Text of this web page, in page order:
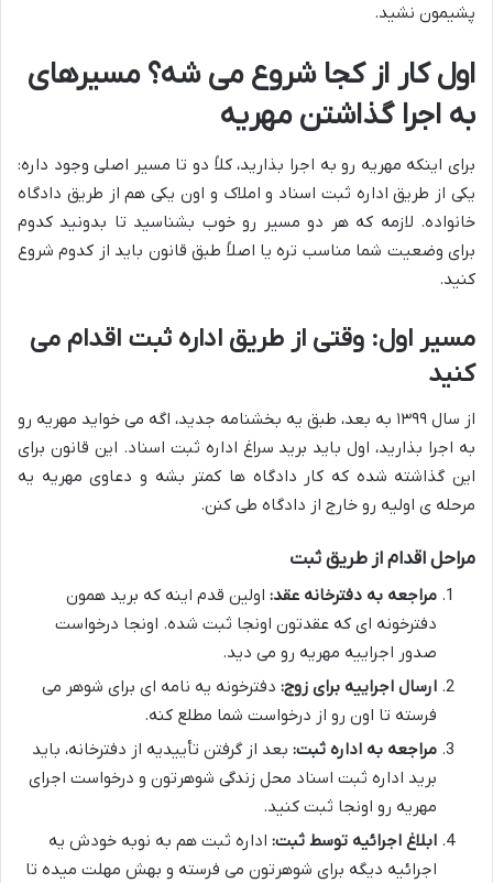
پشیمون نشید.
اول کار از کجا شروع می شه؟ مسیرهای
به اجرا گذاشتن مهریه
برای اینکه مهریه رو به اجرا بذارید، کلاً دو تا مسیر اصلی وجود داره:
یکی از طریق اداره ثبت اسناد و املاک و اون یکی هم از طریق دادگاه
خانواده. لازمه که هر دو مسیر رو خوب بشناسید تا بدونید کدوم
برای وضعیت شما مناسب تره یا اصلاً طبق قانون باید از کدوم شروع
کنید.
مسیر اول: وقتی از طریق اداره ثبت اقدام می
کنید
از سال ۱۳۹۹ به بعد، طبق یه بخشنامه جدید، اگه می خواید مهریه رو
به اجرا بذارید، اول باید برید سراغ اداره ثبت اسناد. این قانون برای
این گذاشته شده که کار دادگاه ها کمتر بشه و دعاوی مهریه یه
مرحله ی اولیه رو خارج از دادگاه طی کنن.
مراحل اقدام از طریق ثبت
مراجعه به دفترخانه عقد: اولین قدم اینه که برید همون
دفترخونه ای که عقدتون اونجا ثبت شده. اونجا درخواست
صدور اجراییه مهریه رو می دید.
ارسال اجراییه برای زوج: دفترخونه یه نامه ای برای شوهر می
فرسته تا اون رو از درخواست شما مطلع کنه.
مراجعه به اداره ثبت: بعد از گرفتن تأییدیه از دفترخانه، باید
برید اداره ثبت اسناد محل زندگی شوهرتون و درخواست اجرای
مهریه رو اونجا ثبت کنید.
ابلاغ اجرائیه توسط ثبت: اداره ثبت هم به نوبه خودش یه
اجرائیه دیگه برای شوهرتون می فرسته و بهش مهلت میده تا